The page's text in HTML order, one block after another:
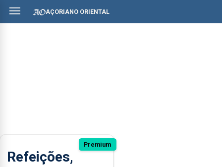
AÇORIANO ORIENTAL
Premium
Refeições,